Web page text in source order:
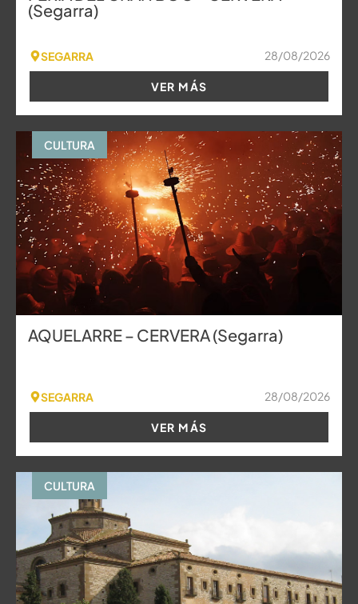
(Segarra)
SEGARRA 28/08/2026
VER MÁS
CULTURA
AQUELARRE – CERVERA (Segarra)
SEGARRA 28/08/2026
VER MÁS
CULTURA